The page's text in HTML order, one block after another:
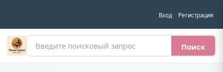
Вход Регистрация
Поиск